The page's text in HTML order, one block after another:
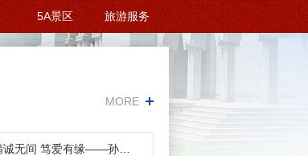
5A景区 旅游服务
MORE